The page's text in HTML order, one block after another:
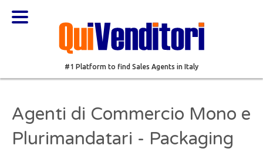
#1 Platform to find Sales Agents in Italy
Agenti di Commercio Mono e
Plurimandatari - Packaging